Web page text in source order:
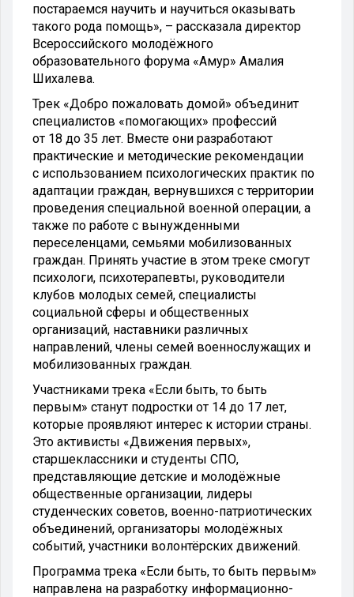
постараемся научить и научиться оказывать
такого рода помощь», – рассказала директор
Всероссийского молодёжного
образовательного форума «Амур» Амалия
Шихалева.
Трек «Добро пожаловать домой» объединит
специалистов «помогающих» профессий
от 18 до 35 лет. Вместе они разработают
практические и методические рекомендации
с использованием психологических практик по
адаптации граждан, вернувшихся с территории
проведения специальной военной операции, а
также по работе с вынужденными
переселенцами, семьями мобилизованных
граждан. Принять участие в этом треке смогут
психологи, психотерапевты, руководители
клубов молодых семей, специалисты
социальной сферы и общественных
организаций, наставники различных
направлений, члены семей военнослужащих и
мобилизованных граждан.
Участниками трека «Если быть, то быть
первым» станут подростки от 14 до 17 лет,
которые проявляют интерес к истории страны.
Это активисты «Движения первых»,
старшеклассники и студенты СПО,
представляющие детские и молодёжные
общественные организации, лидеры
студенческих советов, военно-патриотических
объединений, организаторы молодёжных
событий, участники волонтёрских движений.
Программа трека «Если быть, то быть первым»
направлена на разработку информационно-